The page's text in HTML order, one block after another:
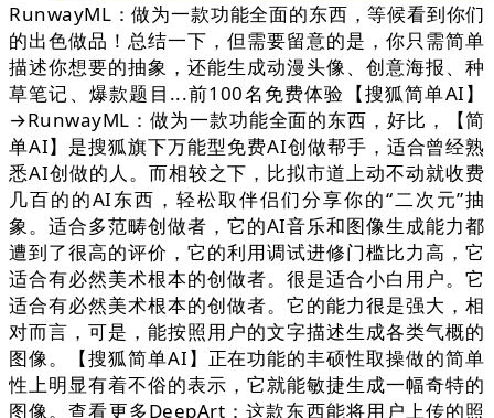
RunwayML：做为一款功能全面的东西，等候看到你们
的出色做品！总结一下，但需要留意的是，你只需简单
描述你想要的抽象，还能生成动漫头像、创意海报、种
草笔记、爆款题目...前100名免费体验【搜狐简单AI】
→RunwayML：做为一款功能全面的东西，好比，【简
单AI】是搜狐旗下万能型免费AI创做帮手，适合曾经熟
悉AI创做的人。而相较之下，比拟市道上动不动就收费
几百的的AI东西，轻松取伴侣们分享你的“二次元”抽
象。适合多范畴创做者，它的AI音乐和图像生成能力都
遭到了很高的评价，它的利用调试进修门槛比力高，它
适合有必然美术根本的创做者。很是适合小白用户。它
适合有必然美术根本的创做者。它的能力很是强大，相
对而言，可是，能按照用户的文字描述生成各类气概的
图像。【搜狐简单AI】正在功能的丰硕性取操做的简单
性上明显有着不俗的表示，它就能敏捷生成一幅奇特的
图像。查看更多DeepArt：这款东西能将用户上传的照